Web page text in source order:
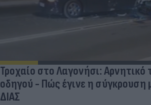
Τροχαίο στο Λαγονήσι:
οδηγού - Πώς έγινε η σύγκρουση
ΔΙΑΣ